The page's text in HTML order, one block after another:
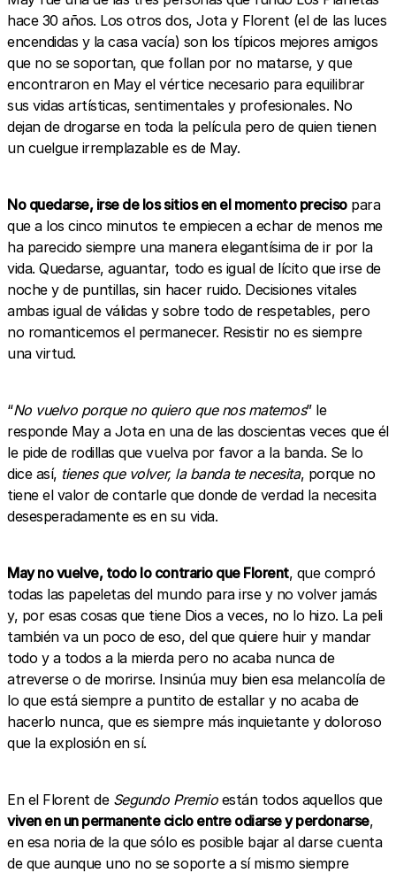
hace 30 años. Los otros dos, Jota y Florent (el de las luces
encendidas y la casa vacía) son los típicos mejores amigos
que no se soportan, que follan por no matarse, y que
encontraron en May el vértice necesario para equilibrar
sus vidas artísticas, sentimentales y profesionales. No
dejan de drogarse en toda la película pero de quien tienen
un cuelgue irremplazable es de May.
No quedarse, irse de los sitios en el momento precisopara
que a los cinco minutos te empiecen a echar de menos me
ha parecido siempre una manera elegantísima de ir por la
vida. Quedarse, aguantar, todo es igual de lícito que irse de
noche y de puntillas, sin hacer ruido. Decisiones vitales
ambas igual de válidas y sobre todo de respetables, pero
no romanticemos el permanecer. Resistir no es siempre
una virtud.
“No vuelvo porque no quiero que nos matemos” le
responde May a Jota en una de las doscientas veces que él
le pide de rodillas que vuelva por favor a la banda. Se lo
dice así, tienes que volver, la banda te necesita, porque no
tiene el valor de contarle que donde de verdad la necesita
desesperadamente es en su vida.
May no vuelve, todo lo contrario que Florent, que compró
todas las papeletas del mundo para irse y no volver jamás
y, por esas cosas que tiene Dios a veces, no lo hizo. La peli
también va un poco de eso, del que quiere huir y mandar
todo y a todos a la mierda pero no acaba nunca de
atreverse o de morirse. Insinúa muy bien esa melancolía de
lo que está siempre a puntito de estallar y no acaba de
hacerlo nunca, que es siempre más inquietante y doloroso
que la explosión en sí.
En el Florent de Segundo Premio están todos aquellos que
viven en un permanente ciclo entre odiarse y perdonarse,
en esa noria de la que sólo es posible bajar al darse cuenta
de que aunque uno no se soporte a sí mismo siempre